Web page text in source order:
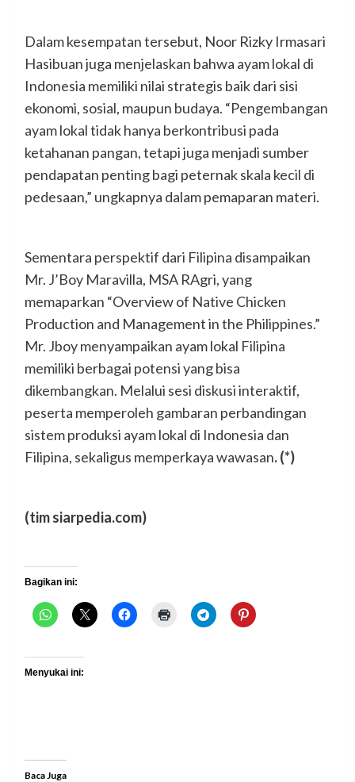
Dalam kesempatan tersebut, Noor Rizky Irmasari
Hasibuan juga menjelaskan bahwa ayam lokal di
Indonesia memiliki nilai strategis baik dari sisi
ekonomi, sosial, maupun budaya. “Pengembangan
ayam lokal tidak hanya berkontribusi pada
ketahanan pangan, tetapi juga menjadi sumber
pendapatan penting bagi peternak skala kecil di
pedesaan,” ungkapnya dalam pemaparan materi.
Sementara perspektif dari Filipina disampaikan
Mr. J’Boy Maravilla, MSA RAgri, yang
memaparkan “Overview of Native Chicken
Production and Management in the Philippines.”
Mr. Jboy menyampaikan ayam lokal Filipina
memiliki berbagai potensi yang bisa
dikembangkan. Melalui sesi diskusi interaktif,
peserta memperoleh gambaran perbandingan
sistem produksi ayam lokal di Indonesia dan
Filipina, sekaligus memperkaya wawasan.(*)
(tim siarpedia.com)
Bagikan ini:
Menyukai ini:
Baca Juga